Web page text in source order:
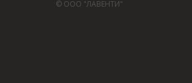
© ООО "ЛАВЕНТИ"